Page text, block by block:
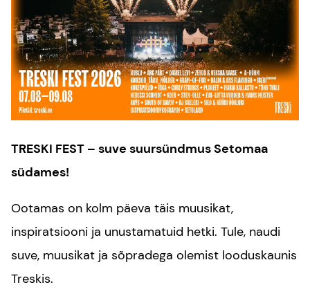
TRESKI FEST – suve suursündmus Setomaa
südames!
Ootamas on kolm päeva täis muusikat,
inspiratsiooni ja unustamatuid hetki. Tule, naudi
suve, muusikat ja sõpradega olemist looduskaunis
Treskis.